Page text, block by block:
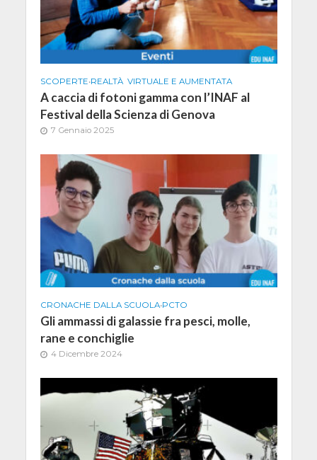
SCOPERTE•REALTÀ VIRTUALE E AUMENTATA
A caccia di fotoni gamma con l’INAF al
Festival della Scienza di Genova
7 Gennaio 2025
CRONACHE DALLA SCUOLA•PCTO
Gli ammassi di galassie fra pesci, molle,
rane e conchiglie
4 Dicembre 2024